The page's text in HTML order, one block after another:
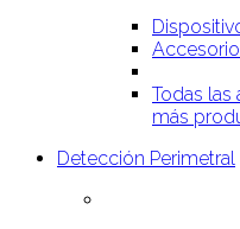
Todas las
más
Detección Perimetral